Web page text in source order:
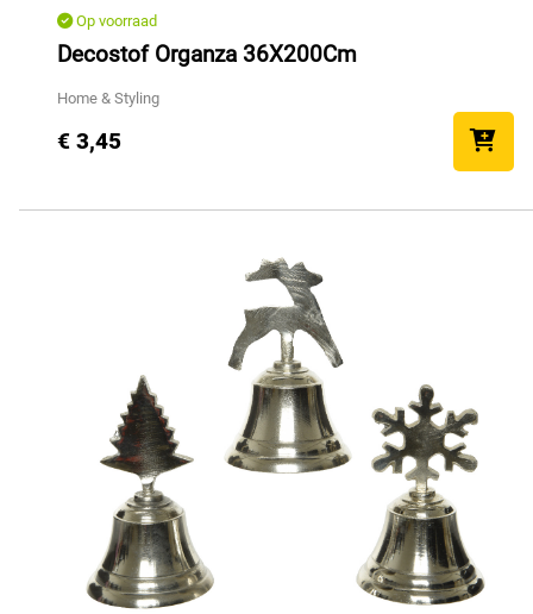
Op voorraad
Decostof Organza 36X200Cm
Home & Styling
€ 3,45